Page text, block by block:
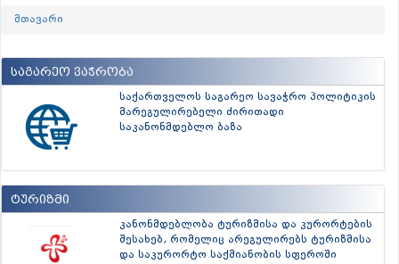
მთავარი
საგარეო ვაჭრობა
საქართველოს საგარეო სავაჭრო პოლიტიკის
მარეგულირებელი ძირითადი
საკანონმდებლო ბაზა
ტურიზმი
კანონმდებლობა ტურიზმისა და კურორტების
შესახებ, რომელიც არეგულირებს ტურიზმისა
და საკურორტო საქმიანობის სფეროში